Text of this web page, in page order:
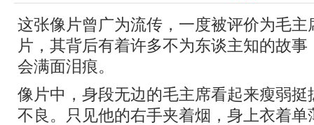
这张像片曾广为流传，一度被评价为毛
片，其背后有着许多不为东谈主知的故
会满面泪痕。
像片中，身段无边的毛主席看起来瘦弱
不良。只见他的右手夹着烟，身上衣着